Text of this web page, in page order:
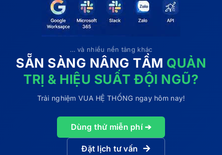
… và nhiều nền tảng khác
SẴN SÀNG NÂNG TẦM QUẢN
TRỊ & HIỆU SUẤT ĐỘI NGŨ?
Trải nghiệm VUA HỆ THỐNG ngay hôm nay!
Dùng thử miễn phí ➔
Đặt lịch tư vấn